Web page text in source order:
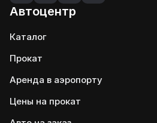
Автоцентр
Каталог
Прокат
Аренда в аэропорту
Цены на прокат